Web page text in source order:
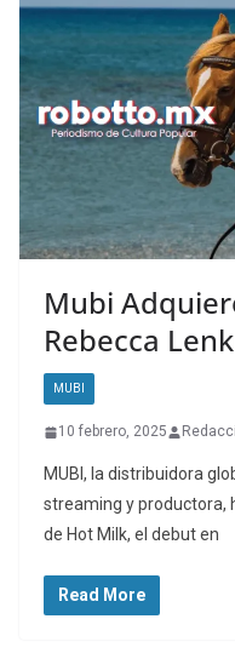
Mubi
Rebecca
MUBI
10 febrero, 2025
MUBI, la distribuidora
streaming y productora,
de Hot Milk, el debut en
Read More